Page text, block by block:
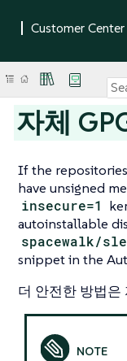
자체
If the
have unsigned
insecure=1
autoinstallable
spacewalk/
snippet in the
더 안전한 방법은